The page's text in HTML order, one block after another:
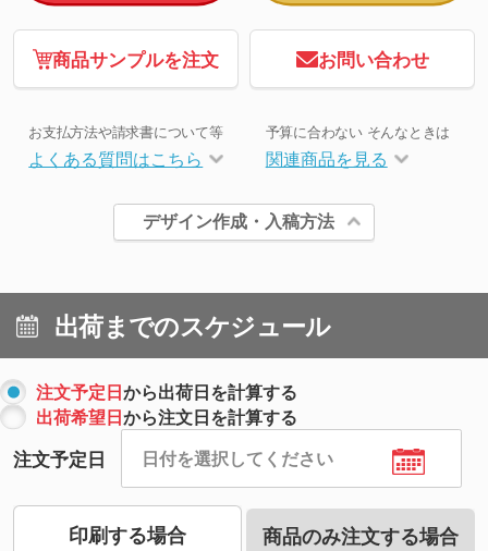
商品サンプルを注文 お問い合わせ
お支払方法や請求書について等
よくある質問はこちら
予算に合わない そんなときは
関連商品を見る
デザイン作成・入稿方法
出荷までのスケジュール
注文予定日から出荷日を計算する
出荷希望日から注文日を計算する
注文予定日
印刷する場合 商品のみ注文する場合